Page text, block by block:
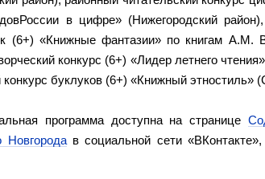
в цифре» (Нижегородский
(6+) «Книжные фантазии» по книгам А.М.
конкурс (6+) «Лидер летнего
буклуков (6+) «Книжный этностиль»
программа доступна на странице
Новгородав социальной сети